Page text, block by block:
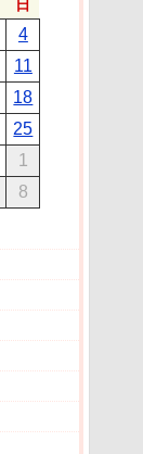
日
4
11
18
25
1
8